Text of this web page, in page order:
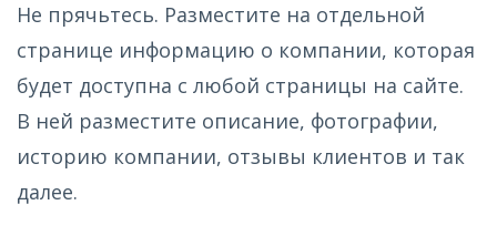
Не прячьтесь. Разместите на отдельной
странице информацию о компании, которая
будет доступна с любой страницы на сайте.
В ней разместите описание, фотографии,
историю компании, отзывы клиентов и так
далее.